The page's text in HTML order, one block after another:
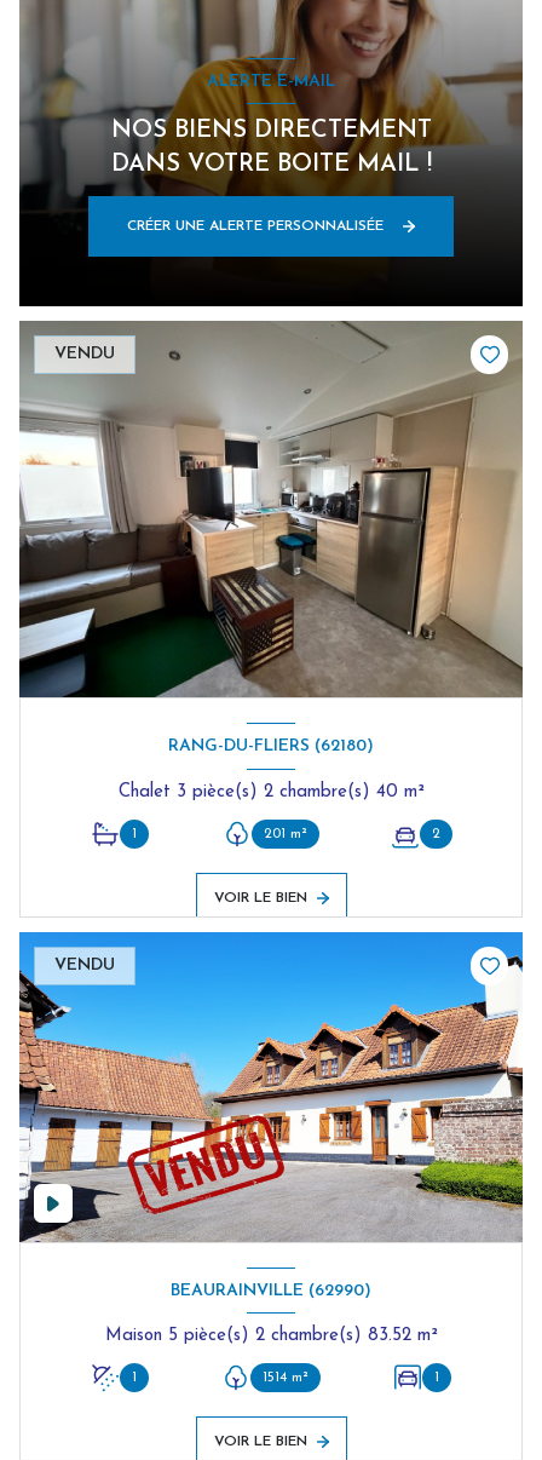
ALERTE E-MAIL
NOS BIENS DIRECTEMENT
DANS VOTRE BOITE MAIL !
CRÉER UNE ALERTE PERSONNALISÉE
VENDU
RANG-DU-FLIERS (62180)
Chalet 3 pièce(s) 2 chambre(s) 40 m²
1 201 m² 2
VOIR LE BIEN
VENDU
BEAURAINVILLE (62990)
Maison 5 pièce(s) 2 chambre(s) 83.52 m²
1 1514 m² 1
VOIR LE BIEN